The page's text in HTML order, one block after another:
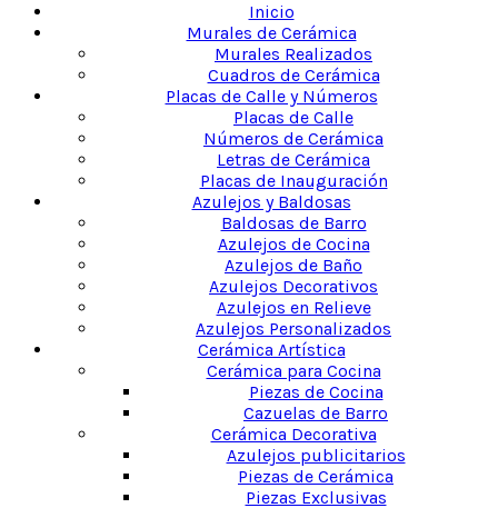
Inicio
Murales de Cerámica
Murales Realizados
Cuadros de Cerámica
Placas de Calle y Números
Placas de Calle
Números de Cerámica
Letras de Cerámica
Placas de Inauguración
Azulejos y Baldosas
Baldosas de Barro
Azulejos de Cocina
Azulejos de Baño
Azulejos Decorativos
Azulejos en Relieve
Azulejos Personalizados
Cerámica Artística
Cerámica para Cocina
Piezas de Cocina
Cazuelas de Barro
Cerámica Decorativa
Azulejos publicitarios
Piezas de Cerámica
Piezas Exclusivas